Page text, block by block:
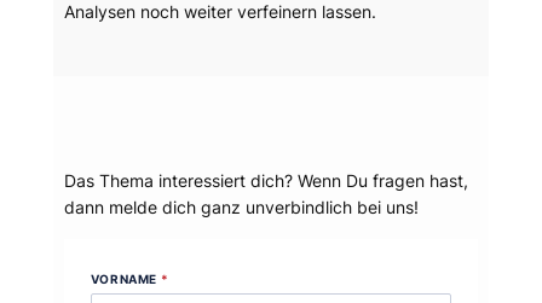
Analysen noch weiter verfeinern lassen.
Das Thema interessiert dich? Wenn Du fragen hast,
dann melde dich ganz unverbindlich bei uns!
VORNAME *